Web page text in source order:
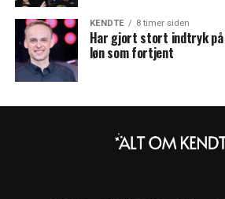
KENDTE 8 timer siden
Har gjort stort indtryk på
løn som fortjent